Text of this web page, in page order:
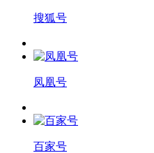
搜狐号
凤凰号
百家号